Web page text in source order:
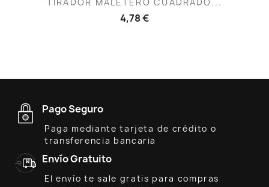
4,78 €
Pago Seguro
Paga mediante tarjeta de crédito o
transferencia bancaria
Envío Gratuito
El envío te sale gratis para compras